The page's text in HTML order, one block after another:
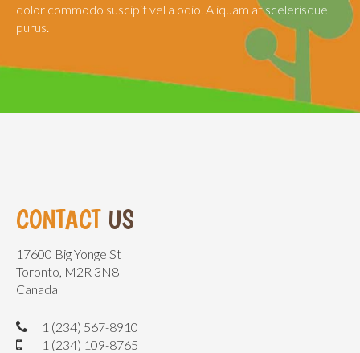
dolor commodo suscipit vel a odio. Aliquam at scelerisque
purus.
CONTACT US
17600 Big Yonge St
Toronto, M2R 3N8
Canada
1 (234) 567-8910
1 (234) 109-8765